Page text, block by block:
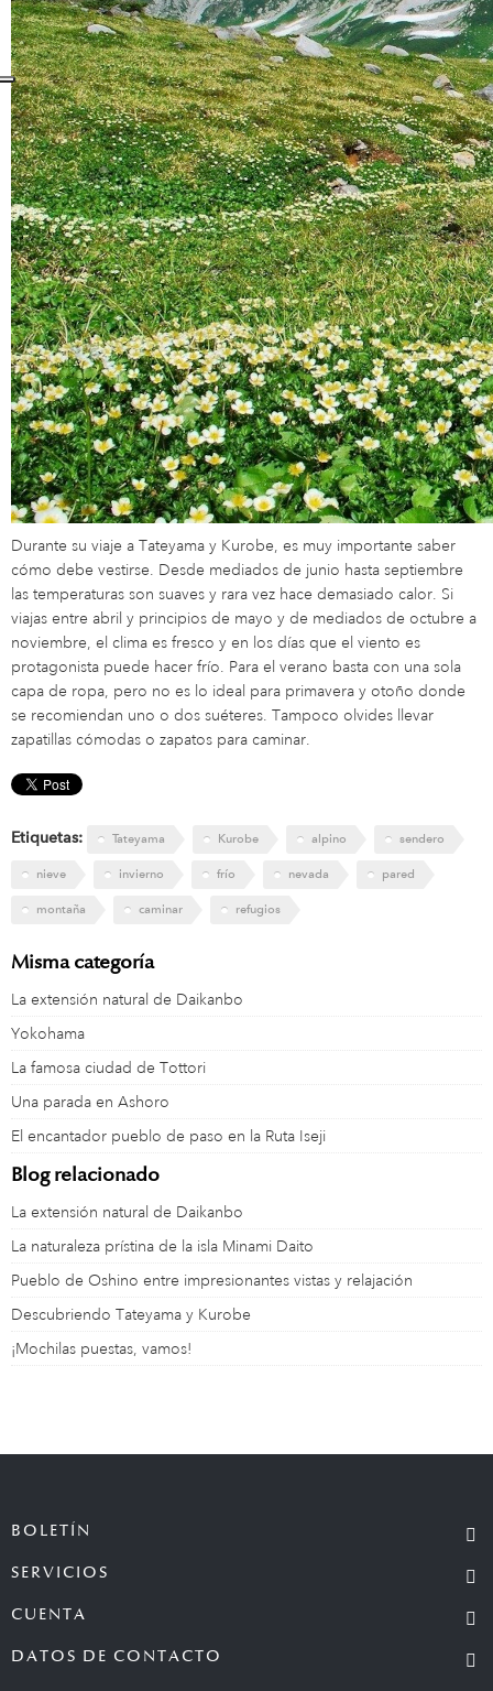
Durante su viaje a Tateyama y Kurobe, es muy importante saber
cómo debe vestirse. Desde mediados de junio hasta septiembre
las temperaturas son suaves y rara vez hace demasiado calor. Si
viajas entre abril y principios de mayo y de mediados de octubre a
noviembre, el clima es fresco y en los días que el viento es
protagonista puede hacer frío. Para el verano basta con una sola
capa de ropa, pero no es lo ideal para primavera y otoño donde
se recomiendan uno o dos suéteres. Tampoco olvides llevar
zapatillas cómodas o zapatos para caminar.
Etiquetas: Tateyama Kurobe alpino sendero
nieve invierno frío nevada pared
montaña caminar refugios
Misma categoría
La extensión natural de Daikanbo
Yokohama
La famosa ciudad de Tottori
Una parada en Ashoro
El encantador pueblo de paso en la Ruta Iseji
Blog relacionado
La extensión natural de Daikanbo
La naturaleza prístina de la isla Minami Daito
Pueblo de Oshino entre impresionantes vistas y relajación
Descubriendo Tateyama y Kurobe
¡Mochilas puestas, vamos!
BOLETÍN
SERVICIOS
CUENTA
DATOS DE CONTACTO